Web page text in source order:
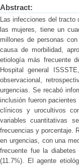
Abstract:
Las infecciones del tracto
las mujeres, tiene un
millones de personas
causa de morbilidad,
etiología más frecuente
Hospital general
observacional,
urgencias. Se recabó
inclusión fueron
clínicos y urocultivos
variables cuantitativas
frecuencias y porcentaje.
en urgencias, con una
frecuente fue la diabetes
(11.7%). El agente